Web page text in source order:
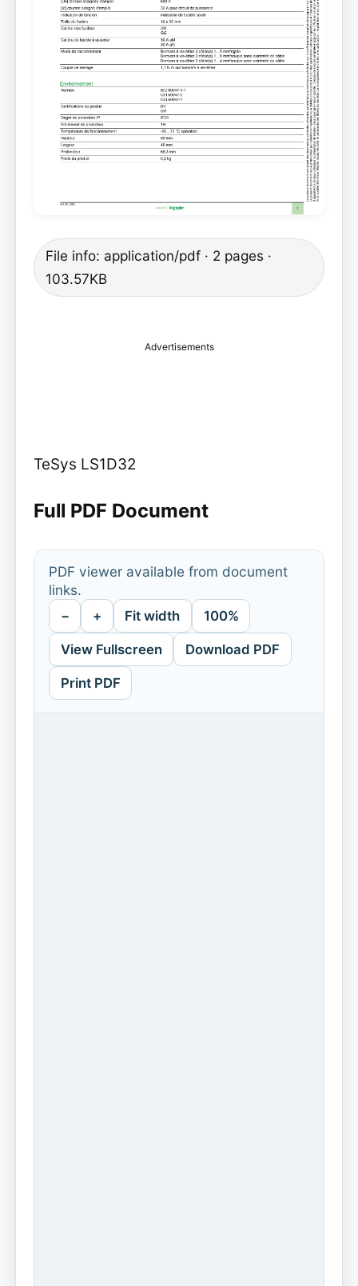
File info: application/pdf · 2 pages ·
103.57KB
Advertisements
TeSys LS1D32
Full PDF Document
PDF viewer available from document
links.
− + Fit width 100%
View Fullscreen Download PDF
Print PDF